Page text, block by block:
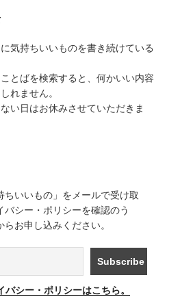
気持ちいいものを書き続けている
とばを検索すると、何かいい内容
れません。
い日はお休みさせていただきま
いいもの」をメールで受け取
バシー・ポリシーを確認のう
お申し込みください。
バシー・ポリシーはこちら。